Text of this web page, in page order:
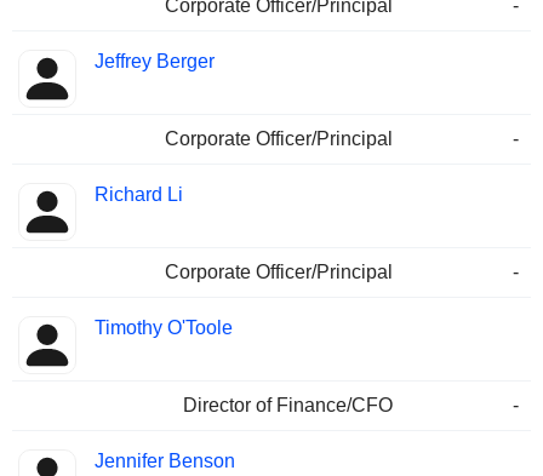
Corporate Officer/Principal -
Jeffrey Berger
Corporate Officer/Principal -
Richard Li
Corporate Officer/Principal -
Timothy O'Toole
Director of Finance/CFO -
Jennifer Benson